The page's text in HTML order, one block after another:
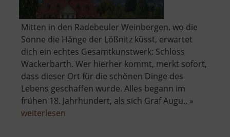
Mitten in den Radebeuler Weinbergen, wo die
Sonne die Hänge der Lößnitz küsst, erwartet
dich ein echtes Gesamtkunstwerk: Schloss
Wackerbarth. Wer hierher kommt, merkt sofort,
dass dieser Ort für die schönen Dinge des
Lebens geschaffen wurde. Alles begann im
frühen 18. Jahrhundert, als sich Graf Augu.. »
weiterlesen